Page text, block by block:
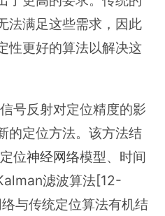
法满足这些需求，因此
性更好的算法以解决这
号反射对定位精度的影
的定位方法。该方法结
位神经网络模型、时间
滤波算法[12-
与传统定位算法有机结